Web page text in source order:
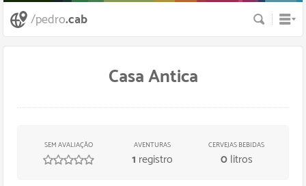
/pedro.cab Busca
Casa Antica
SEM AVALIAÇÃO
/ estrelas
AVENTURAS
1 registro
CERVEJAS BEBIDAS
0litros